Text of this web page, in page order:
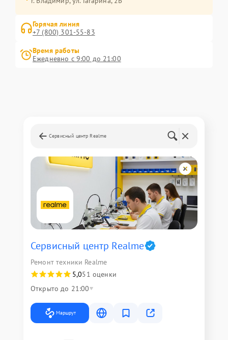
Горячая линия
+7 (800) 301-55-83
Время работы
Ежедневно с 9:00 до 21:00
Сервисный центр Realme
Сервисный центр Realme
Ремонт техники Realme
5,051 оценки
Открыто до 21:00
Маршрут